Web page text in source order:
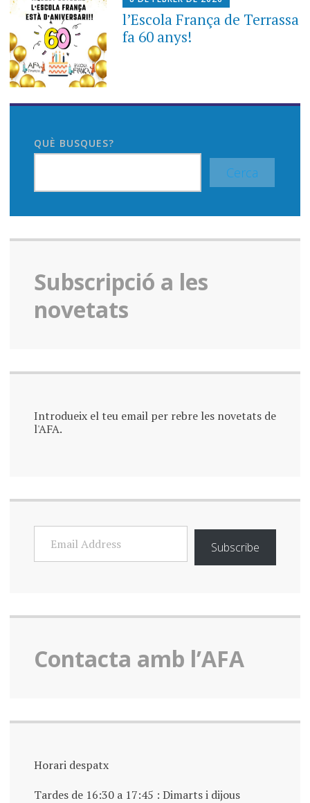
l’Escola França de Terrassa
fa 60 anys!
QUÈ BUSQUES?
Cerca
Subscripció a les
novetats
Introdueix el teu email per rebre les novetats de
l'AFA.
EMAIL
ADDRESS
Subscribe
Contacta amb l’AFA
Horari despatx
Tardes de 16:30 a 17:45 : Dimarts i dijous